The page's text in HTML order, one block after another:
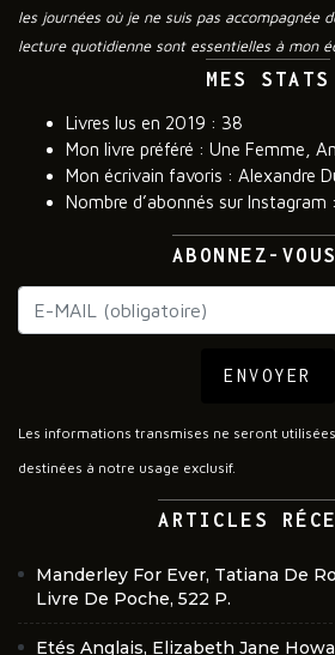
les journées où je ne suis pas accompagnée
lecture quotidienne sont essentielles à mon
MES STATS
Livres lus en 2019 : 38
Mon livre préféré : Une Femme,
Mon écrivain favoris : Alexandre
Nombre d’abonnés sur Instagram
ABONNEZ-
ENVOYER
Les informations transmises ne seront
destinées à notre usage exclusif.
ARTICLES
Manderley For Ever, Tatiana De
Livre De Poche, 522 P.
Etés Anglais, Elizabeth Jane